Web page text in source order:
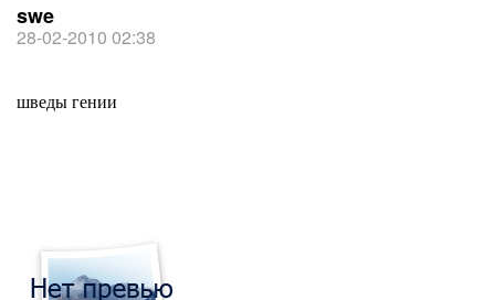
swe
28-02-2010 02:38
шведы гении